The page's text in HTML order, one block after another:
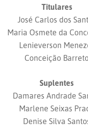
Titulares
José Carlos dos
Maria Osmete da
Lenieverson
Conceição
Suplentes
Damares Andrade
Marlene Seixas
Denise Silva